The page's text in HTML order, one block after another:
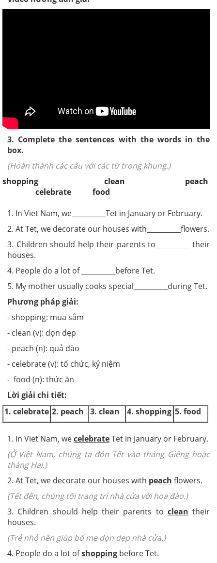
3. Complete the sentences with the words in the
box.
(Hoàn thành các câu với các từ trong khung.)
shopping clean peach
celebrate food
1. In Viet Nam, we__________Tet in January or February.
2. At Tet, we decorate our houses with__________flowers.
3. Children should help their parents to__________ their
houses.
4. People do a lot of __________before Tet.
5. My mother usually cooks special__________during Tet.
Phương pháp giải:
- shopping: mua sắm
- clean (v): dọn dẹp
- peach (n): quả đào
- celebrate (v): tổ chức, kỷ niệm
- food (n): thức ăn
Lời giải chi tiết:
1. celebrate 2. peach 3. clean 4. shopping 5. food
1. In Viet Nam, wecelebrateTet in January or February.
(Ở Việt Nam, chúng ta đón Tết vào tháng Giêng hoặc
tháng Hai.)
2. At Tet, we decorate our houses with peach flowers.
(Tết đến, chúng tôi trang trí nhà cửa với hoa đào.)
3. Children should help their parents to clean their
houses.
(Trẻ nhỏ nên giúp bố mẹ dọn dẹp nhà cửa.)
4. People do a lot ofshopping before Tet.